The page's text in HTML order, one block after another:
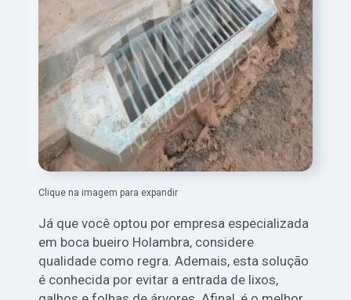
Clique na imagem para expandir
Já que você optou por empresa especializada
em boca bueiro Holambra, considere
qualidade como regra. Ademais, esta solução
é conhecida por evitar a entrada de lixos,